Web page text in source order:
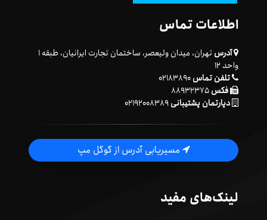
اطلاعات تماس
آدرس
تهران، میدان ولیعصر، ساختمان تجارت ایرانیان، طبقه ۱
واحد ۱۲
تلفن تماس۰۲۱۸۳۸۹۰
فکس
دپارتمان پشتیبانی۰۲۱۹۲۰۰۸۳۸۹
مسیریابی آدرس از گوگل مپ
لینک‌های مفید